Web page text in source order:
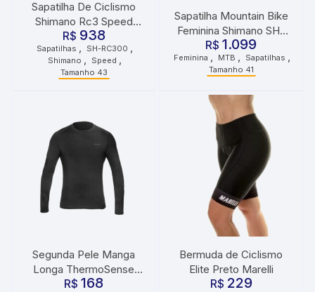
Sapatilha De Ciclismo
Shimano Rc3 Speed
Preta
R$ 938
Sapatilhas , SH-RC300 ,
Shimano , Speed ,
Tamanho 43
Sapatilha Mountain Bike
Feminina Shimano SH-
XC200 Tamanho 41 Preta
R$ 1.099
Feminina , MTB , Sapatilhas ,
Tamanho 41
Segunda Pele Manga
Longa ThermoSense
Preto Curtlo
R$ 168
Bermuda de Ciclismo
Elite Preto Marelli
R$ 229